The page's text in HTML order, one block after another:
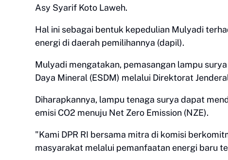
Asy Syarif Koto Laweh.
Hal ini sebagai bentuk kepedulian Mulyadi
energi di daerah pemilihannya (dapil).
Mulyadi mengatakan, pemasangan lampu
Daya Mineral (ESDM) melalui Direktorat
Diharapkannya, lampu tenaga surya dapat
emisi CO2 menuju Net Zero Emission (NZE).
"Kami DPR RI bersama mitra di komisi
masyarakat melalui pemanfaatan energi baru